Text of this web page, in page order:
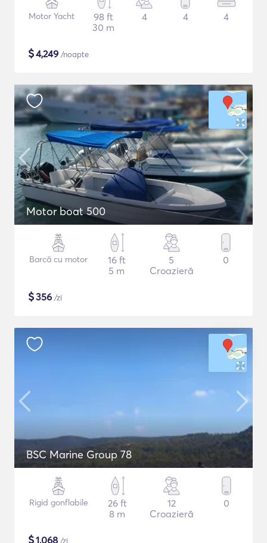
Motor Yacht
98 ft
30 m
4 4 4
$4,249 /noapte
Motor boat 500
Barcă cu motor
16 ft
5 m
5
Croazieră
0
$356 /zi
BSC Marine Group 78
Rigid gonflabile
26 ft
8 m
12
Croazieră
0
$1,068 /zi